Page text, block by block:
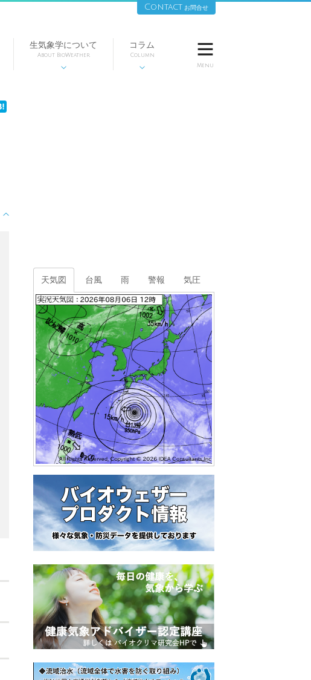
生気象学について
About BioWeather

コラム
Column


Menu
天気図 台風 雨 警報 気圧
Contact お問合せ